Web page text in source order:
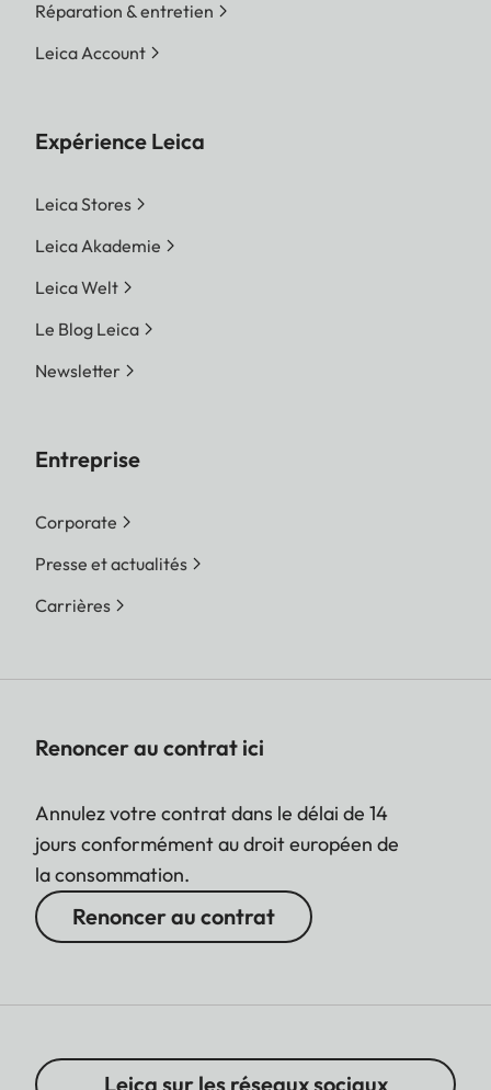
Réparation & entretien
Leica Account
Expérience Leica
Leica Stores
Leica Akademie
Leica Welt
Le Blog Leica
Newsletter
Entreprise
Corporate
Presse et actualités
Carrières
Renoncer au contrat ici
Annulez votre contrat dans le délai de 14
jours conformément au droit européen de
la consommation.
Renoncer au contrat
Leica sur les réseaux sociaux